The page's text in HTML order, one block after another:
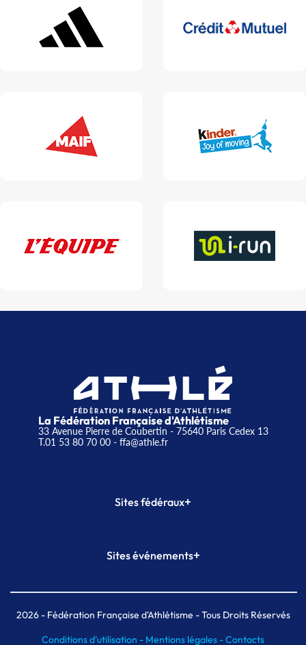
La Fédération Française d'Athlétisme
33 Avenue Pierre de Coubertin - 75640 Paris Cedex 13
T.01 53 80 70 00- ffa@athle.fr
Sites fédéraux+
Plateforme Formation
Sites événements+
Meeting de Paris indoor
MAIF Ekiden de Paris
2026- Fédération Française d'Athlétisme - Tous Droits Réservés
Conditions d'utilisation - Mentions légales -Contacts